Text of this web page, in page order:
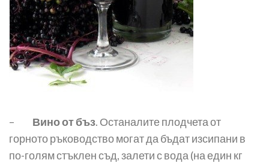
– Вино от бъз. Останалите плодчета от
горното ръководство могат да бъдат изсипани в
по-голям стъклен съд, залети с вода (на един кг